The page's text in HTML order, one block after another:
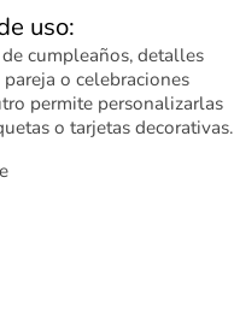
uso:
cumpleaños, detalles
o celebraciones
permite personalizarlas
o tarjetas decorativas.